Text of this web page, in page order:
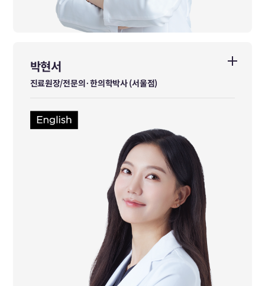
박현서
진료원장/전문의·한의학박사 (서울점)
박현서
진료원장/전문의·한의학박사 (서울점)
한방내과 전문의
동국대학교 한방신경정신과 박사
일산자생한방병원 인턴 수료
국립중앙의료원 한방내과 레지던트 수료
前 달과궁한의원 진료원장